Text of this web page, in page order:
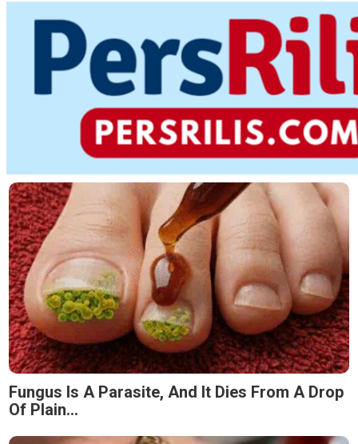
Fungus Is A Parasite, And It Dies From A Drop
Of Plain...